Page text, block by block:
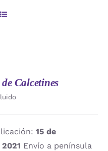
Calcetines
15 de
Envío a península